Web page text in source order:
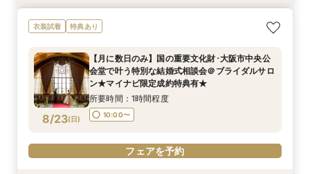
8/22(土
【フォト＋会食・相談会】国の重要文化財･大阪
市中央公会堂で叶えるフォトウエディング相談会
所要時間：3時間程度
10:00〜
フェアを予約
8/22(土
【月に数日のみ】国の重要文化財･大阪市中央公
会堂で叶う特別な結婚式相談会＠オンライン★マ
所要時間：1時間程度
11:00〜
フェアを予約
8/22(土
【フォト相談会】国の重要文化財･大阪市中央公
会堂で叶えるフォトウエディング相談会＠ブライ
所要時間：1時間程度
10:00〜
フェアを予約
衣装試着 特典あり
8/23(日)
【月に数日のみ】国の重要文化財･大阪市中央公
会堂で叶う特別な結婚式相談会＠ブライダルサロ
ン★マイナビ限定成約特典有★
所要時間：1時間程度
10:00〜
フェアを予約